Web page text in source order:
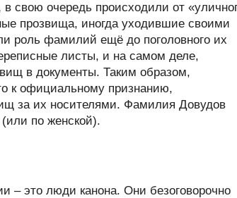
свою очередь происходили от
прозвища, иногда уходившие своими
роль фамилий ещё до поголовного их
листы, и на самом деле,
в документы. Таким образом,
к официальному признанию,
за их носителями. Фамилия Довудов
по женской).
– это люди канона. Они безоговорочно